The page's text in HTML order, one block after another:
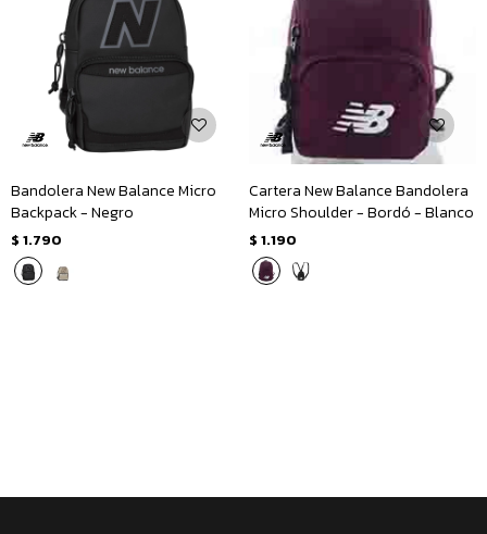
Bandolera New Balance Micro
Backpack - Negro
$ 1.790
Cartera New Balance Bandolera
Micro Shoulder - Bordó - Blanco
$ 1.190